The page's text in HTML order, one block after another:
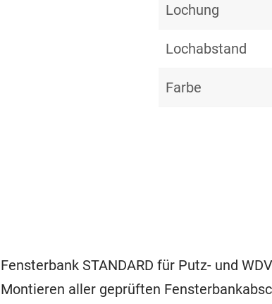
Lochung
Lochabstand
Farbe
Fensterbank STANDARD für Putz- und
Montieren aller geprüften